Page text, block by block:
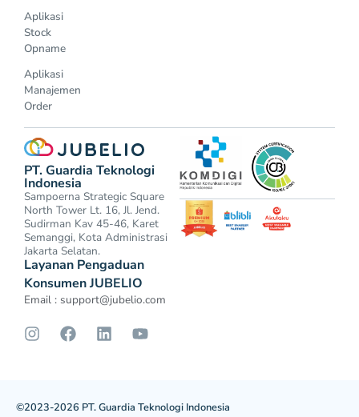
Aplikasi
Stock
Opname
Aplikasi
Manajemen
Order
PT. Guardia Teknologi
Indonesia
Sampoerna Strategic Square
North Tower Lt. 16, Jl. Jend.
Sudirman Kav 45-46, Karet
Semanggi, Kota Administrasi
Jakarta Selatan.
Layanan Pengaduan
Konsumen JUBELIO
Email : support@jubelio.com
©2023-2026 PT. Guardia Teknologi Indonesia